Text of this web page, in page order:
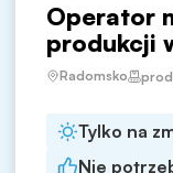
Operator
produkcji
Radomsko
Tylko na
Nie